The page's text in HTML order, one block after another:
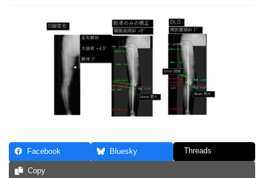
Facebook Bluesky Threads
Copy